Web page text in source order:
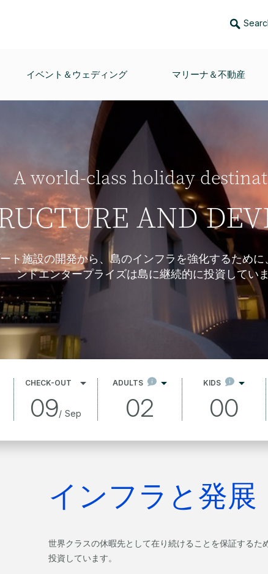
イベント＆ウェディング マリーナ＆不動産
A world-class holiday
AND
ト施設の開発から、島のインフラを強化するために
ンドエンタープライズは島に継続的に投資していま
CHECK-OUT
09/ Sep
ADULTS
02
KIDS
00
インフラと発展
世界クラスの休暇先として在り続けることを保証する
投資しています。